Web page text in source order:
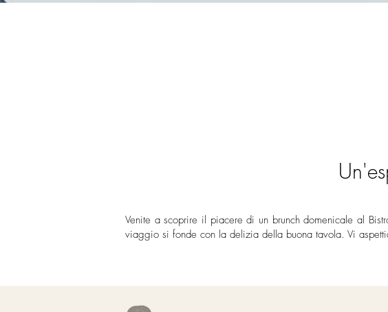
Venite a scoprire il piacere di un brunch domenicale al
viaggio si fonde con la delizia della buona tavola. Vi